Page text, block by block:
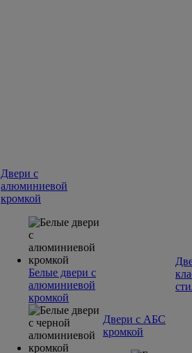
Двери с
алюминиевой
кромкой
Белые двери с
алюминиевой
кромкой
Двери с АБС
кромкой